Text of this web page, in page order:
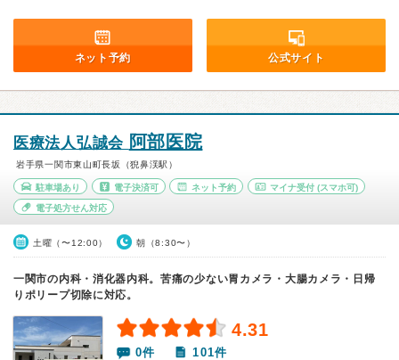
ネット予約 公式サイト
医療法人弘誠会 阿部医院
岩手県一関市東山町長坂（猊鼻渓駅）
駐車場あり 電子決済可 ネット予約 マイナ受付 (スマホ可)
電子処方せん対応
土曜（〜12:00） 朝（8:30〜）
一関市の内科・消化器内科。苦痛の少ない胃カメラ・大腸カメラ・日帰
りポリープ切除に対応。
4.31
0件 101件